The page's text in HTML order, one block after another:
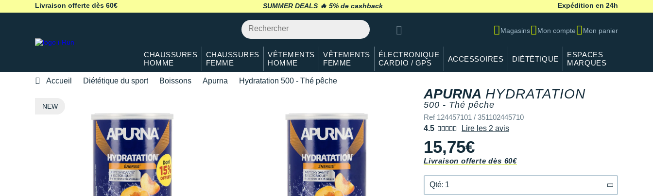
Livraison offerte dès 60€ SUMMER DEALS 🔥 retour 30 jours* Expédition en 24h
Magasins Mon compte Mon panier
CHAUSSURES
HOMME
CHAUSSURES
FEMME
VÊTEMENTS
HOMME
VÊTEMENTS
FEMME
ÉLECTRONIQUE
CARDIO / GPS
ACCESSOIRES DIÉTÉTIQUE
ESPACES
MARQUES
Accueil Diététique du sport Boissons Apurna Hydratation 500 - Thé pêche
APURNA HYDRATATION
500 - Thé pêche
Ref 124457101 / 351102445710
4.5
Lire les 2 avis
15,75€
Livraison offerte dès 60€
Qté: 1
NEW